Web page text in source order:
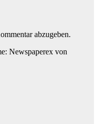
abzugeben.
Newspaperex von